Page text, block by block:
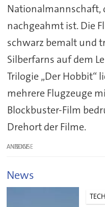
Nationalmannschaft,
nachgeahmt ist. Die
schwarz bemalt und
Silberfarns auf dem
Trilogie „Der Hobbit“
mehrere Flugzeuge
Blockbuster-Film
Drehort der Filme.
ANZEIGE
News